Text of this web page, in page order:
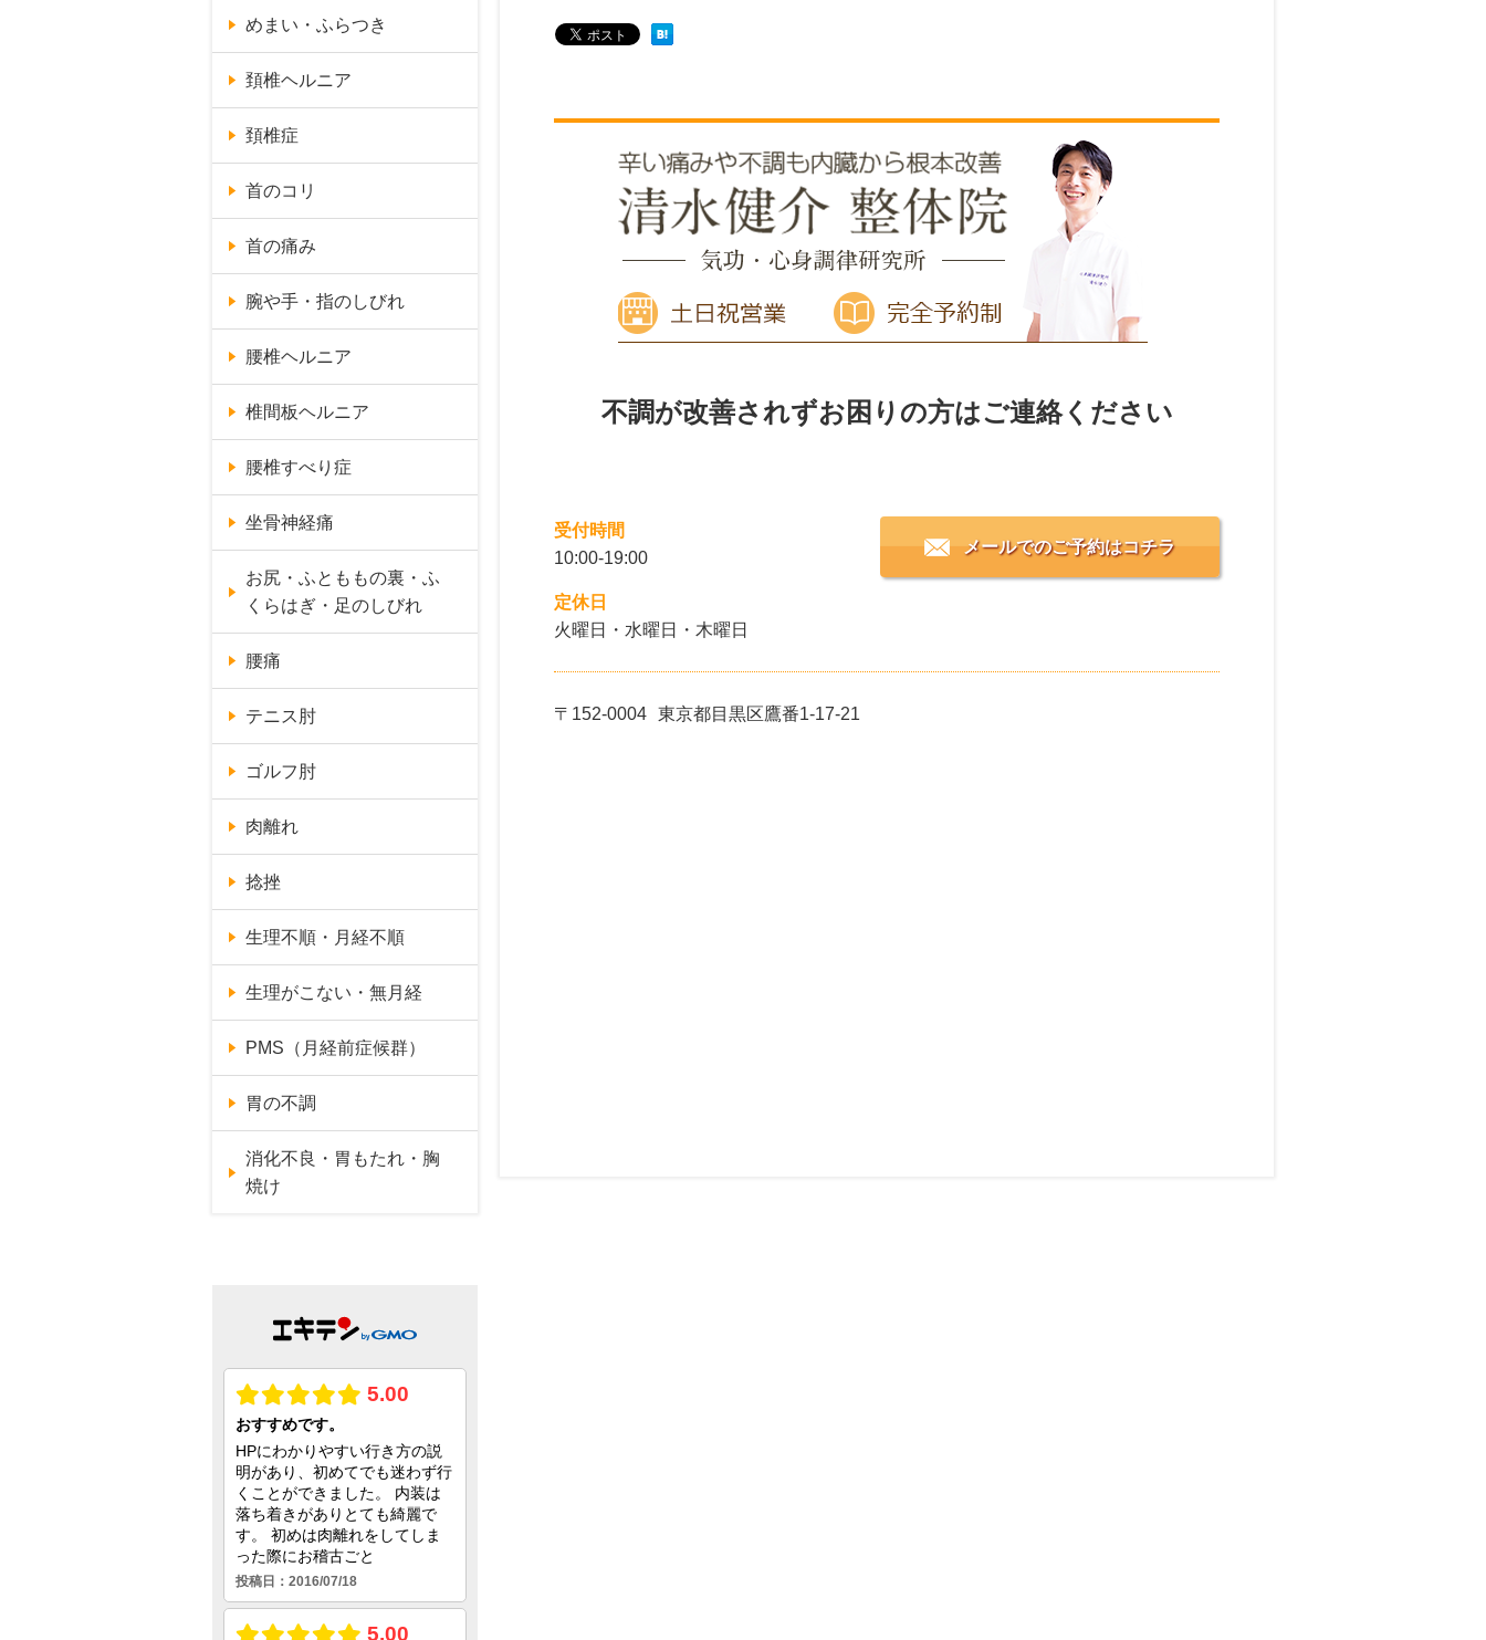
不調が改善されずお困りの方はご連絡ください
メールでのご予約はコチラ
受付時間
10:00-19:00
定休日
火曜日・水曜日・木曜日
〒152-0004 東京都目黒区鷹番1-17-21
めまい・ふらつき
頚椎ヘルニア
頚椎症
首のコリ
首の痛み
腕や手・指のしびれ
腰椎ヘルニア
椎間板ヘルニア
腰椎すべり症
坐骨神経痛
お尻・ふとももの裏・ふ
くらはぎ・足のしびれ
腰痛
テニス肘
ゴルフ肘
肉離れ
捻挫
生理不順・月経不順
生理がこない・無月経
PMS（月経前症候群）
胃の不調
消化不良・胃もたれ・胸
焼け